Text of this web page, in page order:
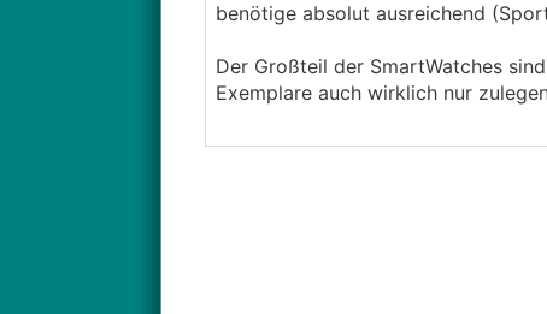
benötige absolut ausreichend
Der Großteil der SmartWatches
Exemplare auch wirklich nur